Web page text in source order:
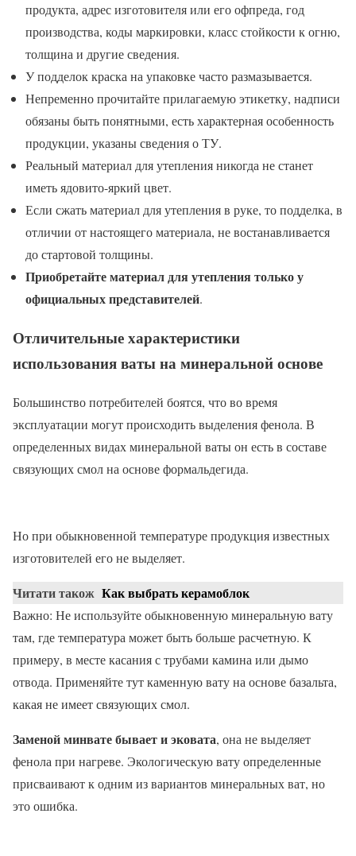
продукта, адрес изготовителя или его офпреда, год
производства, коды маркировки, класс стойкости к огню,
толщина и другие сведения.
У подделок краска на упаковке часто размазывается.
Непременно прочитайте прилагаемую этикетку, надписи
обязаны быть понятными, есть характерная особенность
продукции, указаны сведения о ТУ.
Реальный материал для утепления никогда не станет
иметь ядовито-яркий цвет.
Если сжать материал для утепления в руке, то подделка, в
отличии от настоящего материала, не востанавливается
до стартовой толщины.
Приобретайте материал для утепления только у
официальных представителей.
Отличительные характеристики
использования ваты на минеральной основе
Большинство потребителей боятся, что во время
эксплуатации могут происходить выделения фенола. В
определенных видах минеральной ваты он есть в составе
связующих смол на основе формальдегида.
Но при обыкновенной температуре продукция известных
изготовителей его не выделяет.
Читати також Как выбрать керамоблок
Важно: Не используйте обыкновенную минеральную вату
там, где температура может быть больше расчетную. К
примеру, в месте касания с трубами камина или дымо
отвода. Применяйте тут каменную вату на основе базальта,
какая не имеет связующих смол.
Заменой минвате бывает и эковата, она не выделяет
фенола при нагреве. Экологическую вату определенные
присваивают к одним из вариантов минеральных ват, но
это ошибка.